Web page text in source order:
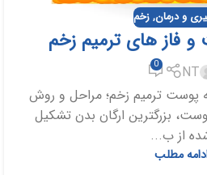
و درمان,زخم
فاز های ترمیم زخم
NT
0
پوست ترمیم زخم؛ مراحل و روش
بزرگترین ارگان بدن تشکیل
از ب...
مطلب